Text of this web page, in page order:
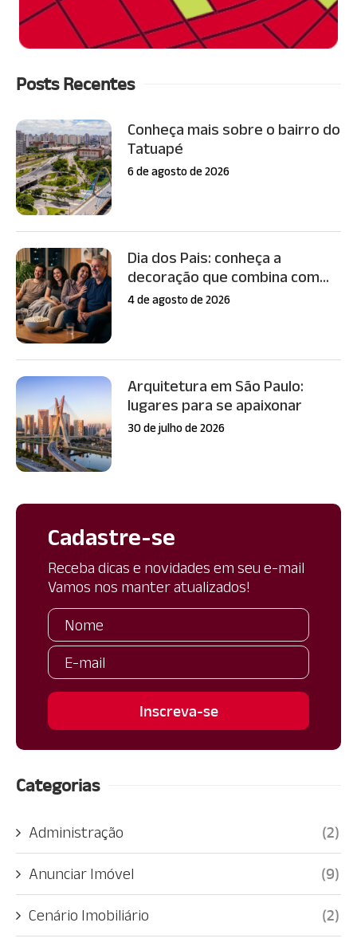
Posts Recentes
Conheça mais sobre o bairro do
Tatuapé
6 de agosto de 2026
Dia dos Pais: conheça a
decoração que combina com...
4 de agosto de 2026
Arquitetura em São Paulo:
lugares para se apaixonar
30 de julho de 2026
Cadastre-se
Receba dicas e novidades em seu e-mail
Vamos nos manter atualizados!
Categorias
Administração (2)
Anunciar Imóvel (9)
Cenário Imobiliário (2)